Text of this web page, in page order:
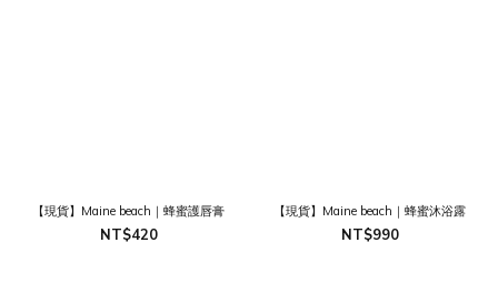
【現貨】Maine beach｜蜂蜜護唇膏
NT$420
【現貨】Maine beach｜蜂蜜沐浴露
NT$990